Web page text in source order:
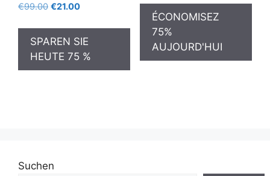
€99.00 Ursprünglicher
war:
€99.00
€21.00Aktueller
ist:
€21.00.
SPAREN SIE
HEUTE 75 %
war:
€99.00
ist:
€21.00.
ÉCONOMISEZ
75%
AUJOURD'HUI
Suchen